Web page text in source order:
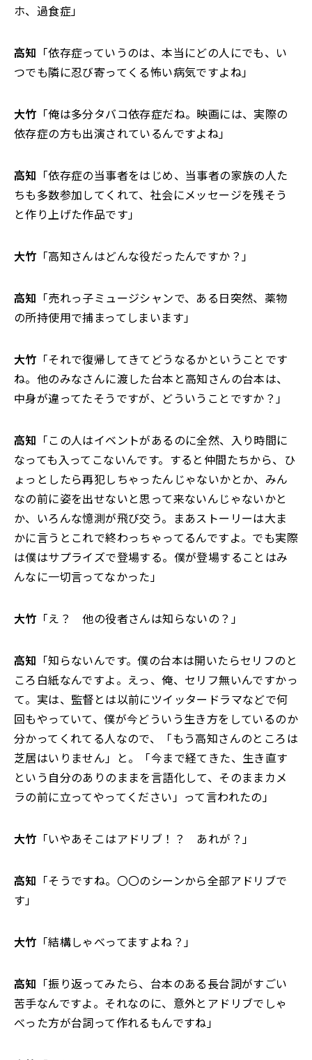
ホ、過食症」
高知 「依存症っていうのは、本当にどの人にでも、い
つでも隣に忍び寄ってくる怖い病気ですよね」
大竹 「俺は多分タバコ依存症だね。映画には、実際の
依存症の方も出演されているんですよね」
高知 「依存症の当事者をはじめ、当事者の家族の人た
ちも多数参加してくれて、社会にメッセージを残そう
と作り上げた作品です」
大竹 「高知さんはどんな役だったんですか？」
高知 「売れっ子ミュージシャンで、ある日突然、薬物
の所持使用で捕まってしまいます」
大竹 「それで復帰してきてどうなるかということです
ね。他のみなさんに渡した台本と高知さんの台本は、
中身が違ってたそうですが、どういうことですか？」
高知 「この人はイベントがあるのに全然、入り時間に
なっても入ってこないんです。すると仲間たちから、ひ
ょっとしたら再犯しちゃったんじゃないかとか、みん
なの前に姿を出せないと思って来ないんじゃないかと
か、いろんな憶測が飛び交う。まあストーリーは大ま
かに言うとこれで終わっちゃってるんですよ。でも実際
は僕はサプライズで登場する。僕が登場することはみ
んなに一切言ってなかった」
大竹 「え？ 他の役者さんは知らないの？」
高知 「知らないんです。僕の台本は開いたらセリフのと
ころ白紙なんですよ。えっ、俺、セリフ無いんですかっ
て。実は、監督とは以前にツイッタードラマなどで何
回もやっていて、僕が今どういう生き方をしているのか
分かってくれてる人なので、「もう高知さんのところは
芝居はいりません」と。「今まで経てきた、生き直す
という自分のありのままを言語化して、そのままカメ
ラの前に立ってやってください」って言われたの」
大竹 「いやあそこはアドリブ！？ あれが？」
高知 「そうですね。〇〇のシーンから全部アドリブで
す」
大竹 「結構しゃべってますよね？」
高知 「振り返ってみたら、台本のある長台詞がすごい
苦手なんですよ。それなのに、意外とアドリブでしゃ
べった方が台詞って作れるもんですね」